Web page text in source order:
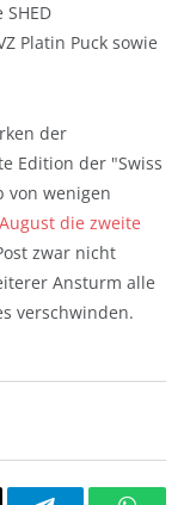
Platin Puck sowie
der
Edition der "Swiss
von wenigen
die zweite
zwar nicht
Ansturm alle
verschwinden.